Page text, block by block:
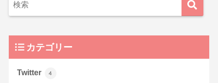
カテゴリー
Twitter 4